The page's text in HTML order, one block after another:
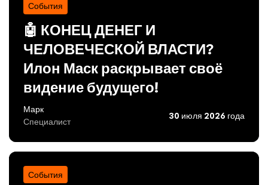
События
🤖 КОНЕЦ ДЕНЕГ И
ЧЕЛОВЕЧЕСКОЙ ВЛАСТИ?
Илон Маск раскрывает своё
видение будущего!
Марк
Специалист
30 июля 2026 года
События